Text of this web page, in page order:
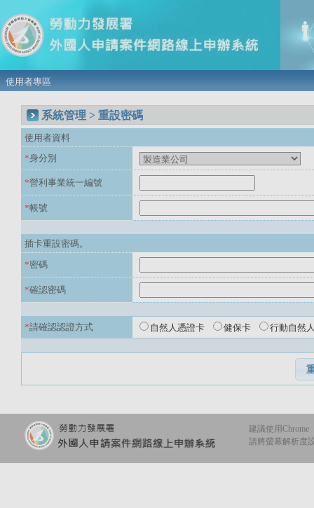
使用者專區
系統管理 > 重設密碼
使用者資料
*身分別
*營利事業統一編號
*帳號
插卡重設密碼。
*密碼
*確認密碼
*請確認認證方式 自然人憑證卡 健保卡 行動自然
建議使用Chrome
請將螢幕解析度